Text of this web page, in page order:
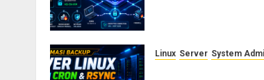
Linux Server System